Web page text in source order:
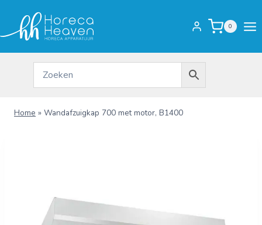
inhoud
0
Home » Wandafzuigkap 700 met motor, B1400